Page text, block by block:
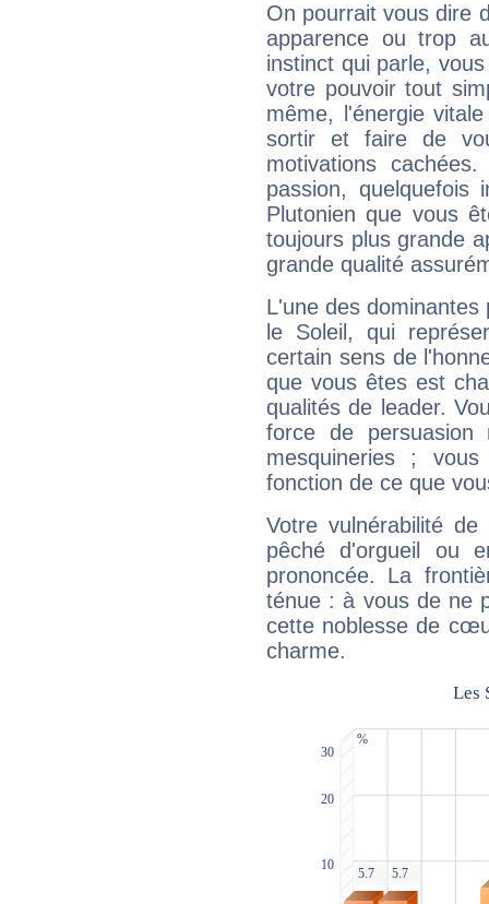
On pourrait vous dire
apparence ou trop
instinct qui parle,
votre pouvoir tout
même, l'énergie
sortir et faire de
motivations
passion, quelquefois
Plutonien que vous
toujours plus grande
grande qualité
L'une des
le Soleil, qui
certain sens de
que vous êtes est
qualités de leader.
force de
mesquineries ;
fonction de ce que
Votre vulnérabilité
pêché d'orgueil ou
prononcée. La
ténue : à vous de ne
cette noblesse de
charme.